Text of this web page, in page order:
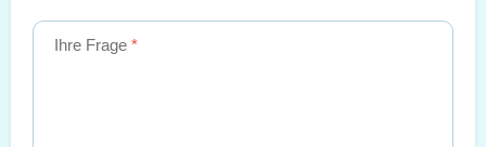
Ihre Frage